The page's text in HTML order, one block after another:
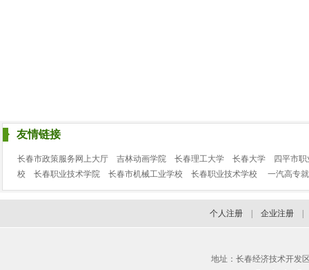
友情链接
长春市政策服务网上大厅 吉林动画学院 长春理工大学 长春大学
四平市
校
长春职业技术学院 长春市机械工业学校 长春职业技术学校 一汽高专
个人注册 企业注册
地址：长春经济技术开发